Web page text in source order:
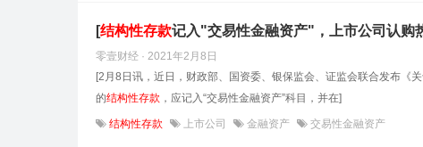
[结构性存款记入"交易性金融资产"，上市公司认购
零壹财经 · 2021年2月8日
[2月8日讯，近日，财政部、国资委、银保监会、证监会联合发布《
的结构性存款 ，应记入“交易性金融资产”科目，并在]
结构性存款 上市公司 金融资产 交易性金融资产